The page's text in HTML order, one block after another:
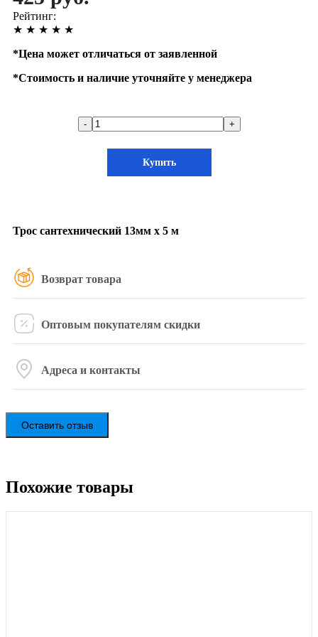
Рейтинг:
★ ★ ★ ★ ★
*Цена может отличаться от заявленной
*Стоимость и наличие уточняйте у менеджера
- +
Купить
Трос сантехнический 13мм х 5 м
Возврат товара
Оптовым покупателям скидки
Адреса и контакты
Оставить отзыв
Похожие товары